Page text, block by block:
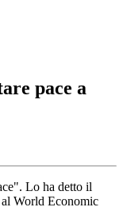
pace a
Lo ha detto il
World Economic